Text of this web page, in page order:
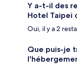
Y a-t-il des
Hotel Taipei
Oui, il y a 2
Que puis-je